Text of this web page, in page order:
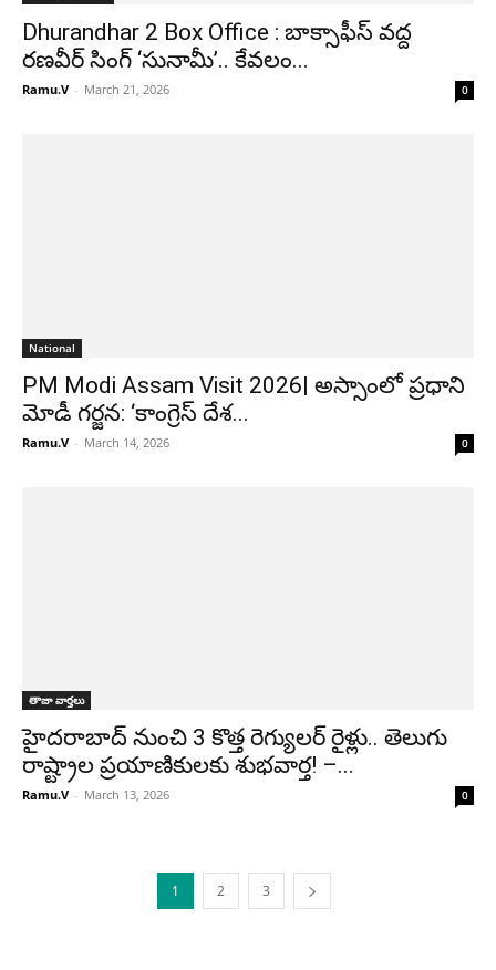
Dhurandhar 2 Box Office : బాక్సాఫీస్ వద్ద
రణవీర్ సింగ్ ‘సునామీ’.. కేవలం...
Ramu.V - March 21, 2026 0
National
PM Modi Assam Visit 2026| అస్సాంలో ప్రధాని
మోడీ గర్జన: ‘కాంగ్రెస్ దేశ...
Ramu.V - March 14, 2026 0
తాజా వార్తలు
హైదరాబాద్ నుంచి 3 కొత్త రెగ్యులర్ రైళ్లు.. తెలుగు
రాష్ట్రాల ప్రయాణికులకు శుభవార్త! –...
Ramu.V - March 13, 2026 0
1 2 3